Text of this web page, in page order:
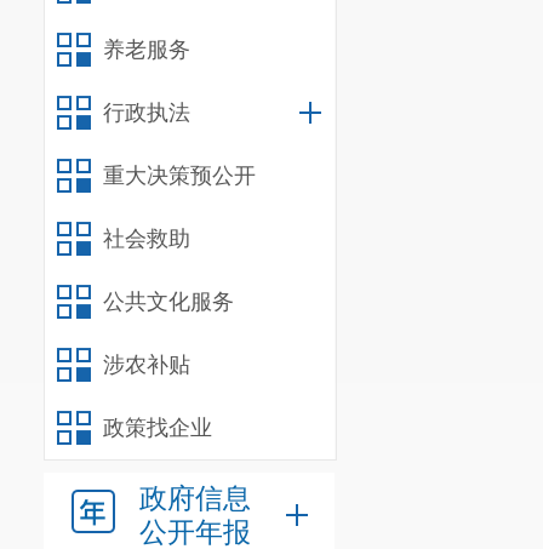
养老服务
行政执法
重大决策预公开
社会救助
公共文化服务
涉农补贴
政策找企业
政府信息
公开年报